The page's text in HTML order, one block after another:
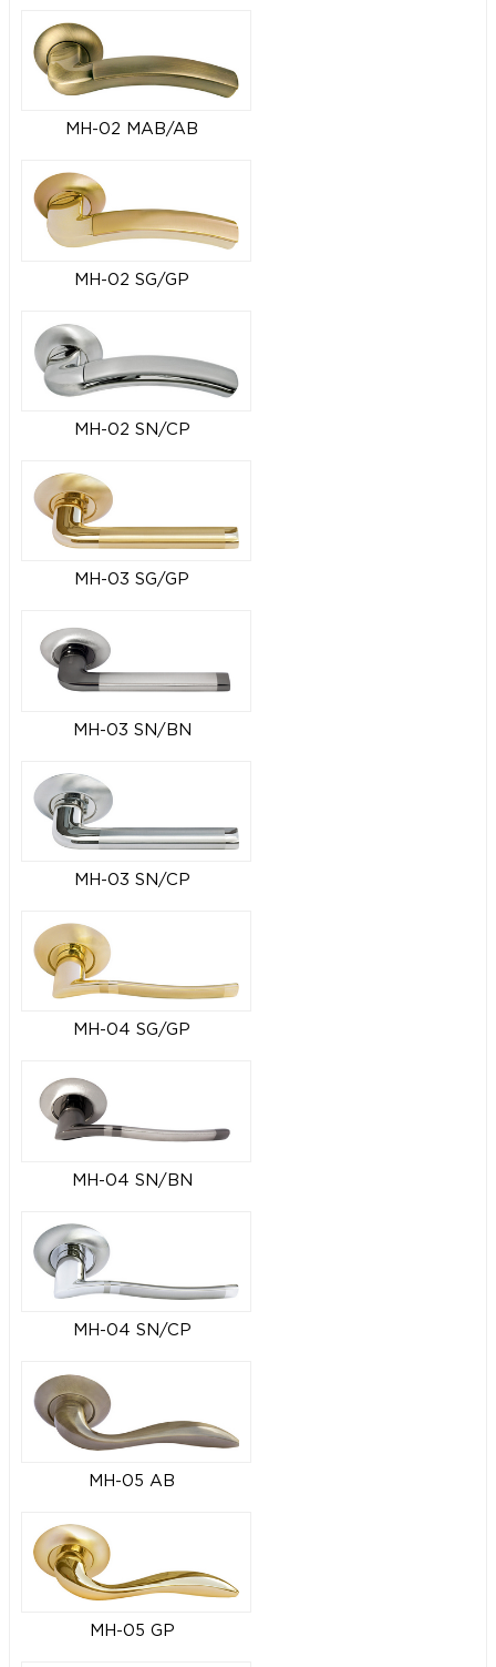
MH-02 MAB/AB
MH-02 SG/GP
MH-02 SN/CP
MH-03 SG/GP
MH-03 SN/BN
MH-03 SN/CP
MH-04 SG/GP
MH-04 SN/BN
MH-04 SN/CP
MH-05 AB
MH-05 GP